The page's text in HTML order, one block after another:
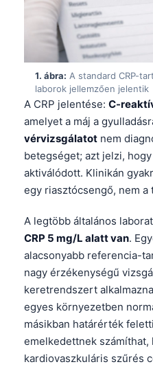
1. ábra: A standard CRP-
laborok jellemzően jelentik
A CRP jelentése: C-
amelyet a máj a
vérvizsgálatot nem
betegséget; azt jelzi,
aktiválódott. Klinikán
egy riasztócsengő, nem
A legtöbb általános
CRP 5 mg/L alatt van.
alacsonyabb referencia-
nagy érzékenységű
keretrendszert
egyes környezetben
másikban határérték
emelkedettnek számíthat,
kardiovaszkuláris szűrés